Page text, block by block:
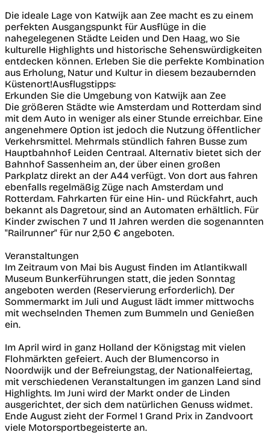
Die ideale Lage von Katwijk aan Zee macht es zu einem
perfekten Ausgangspunkt für Ausflüge in die
nahegelegenen Städte Leiden und Den Haag, wo Sie
kulturelle Highlights und historische Sehenswürdigkeiten
entdecken können. Erleben Sie die perfekte Kombination
aus Erholung, Natur und Kultur in diesem bezaubernden
Küstenort!Ausflugstipps:
Erkunden Sie die Umgebung von Katwijk aan Zee
Die größeren Städte wie Amsterdam und Rotterdam sind
mit dem Auto in weniger als einer Stunde erreichbar. Eine
angenehmere Option ist jedoch die Nutzung öffentlicher
Verkehrsmittel. Mehrmals stündlich fahren Busse zum
Hauptbahnhof Leiden Centraal. Alternativ bietet sich der
Bahnhof Sassenheim an, der über einen großen
Parkplatz direkt an der A44 verfügt. Von dort aus fahren
ebenfalls regelmäßig Züge nach Amsterdam und
Rotterdam. Fahrkarten für eine Hin- und Rückfahrt, auch
bekannt als Dagretour, sind an Automaten erhältlich. Für
Kinder zwischen 7 und 11 Jahren werden die sogenannten
"Railrunner" für nur 2,50 € angeboten.
Veranstaltungen
Im Zeitraum von Mai bis August finden im Atlantikwall
Museum Bunkerführungen statt, die jeden Sonntag
angeboten werden (Reservierung erforderlich). Der
Sommermarkt im Juli und August lädt immer mittwochs
mit wechselnden Themen zum Bummeln und Genießen
ein.
Im April wird in ganz Holland der Königstag mit vielen
Flohmärkten gefeiert. Auch der Blumencorso in
Noordwijk und der Befreiungstag, der Nationalfeiertag,
mit verschiedenen Veranstaltungen im ganzen Land sind
Highlights. Im Juni wird der Markt onder de Linden
ausgerichtet, der sich dem natürlichen Genuss widmet.
Ende August zieht der Formel 1 Grand Prix in Zandvoort
viele Motorsportbegeisterte an.